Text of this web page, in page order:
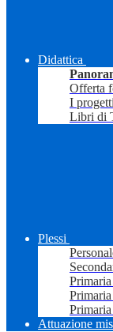
Didattica
Offerta
I
Libri di
Plessi
Attuazione